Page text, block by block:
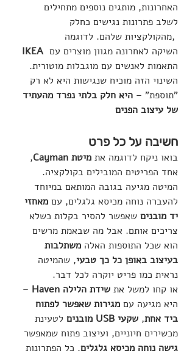
האחרונות, מותגים נוספים מתחילים
לשלב פתרונות נגישים כחלק
מהקולקציות שלהם. לדוגמה,
IKEA השיקה לאחרונה מגוון מוצרים עם
התאמות לאנשים עם מוגבלות מוטורית.
השינוי הזה מוכיח שנגישות היא לא רק
"תוספת" – היא חלק בלתי נפרד מהעתיד
של עיצוב הפנים
חשיבה על כל פרט
בואו ניקח לדוגמה את מיטת Cayman
,
אחד הפריטים המובילים בקולקציה.
המיטה מגיעה בגובה המותאם במיוחד
להעברה נוחה מכיסא גלגלים, עם מאחזי
יד מובנים שאפשר להסיר בקלות כשלא
צריכים אותם. אבל מה שבאמת מרשים
הוא שכל התוספות האלה משתלבות
בעיצוב באופן כל כך טבעי, שהמיטה
נראית כמו פריט יוקרה לכל דבר.
או קחו למשל את שידת הלילה Haven
–
היא מגיעה עם מגירות שאפשר לפתוח
ביד אחת, שקעי USB מובנים
לטעינת
מכשירים חיוניים, ועיצוב פתוח שמאפשר
גישה נוחה מכיסא גלגלים. כל הפתרונות